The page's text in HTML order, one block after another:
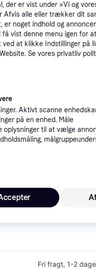
35 kr. fragt, 1-2
50 kr. fragt,1-3
29 kr. fragt
Fri fragt, 1-2 dage
der er vist under »Vi og
Afvis alle eller trækker dit
noget indhold og
vist denne menu igen for
at klikke Indstillinger på
Se vores privatliv
Aktivt scanne
på en enhed. Måle
til at vælge